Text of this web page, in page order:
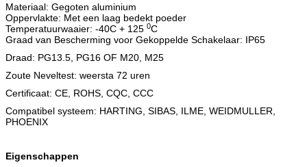
Materiaal: Gegoten aluminium
Oppervlakte: Met een laag bedekt poeder
Temperatuurwaaier: -40C + 125 0C
Graad van Bescherming voor Gekoppelde Schakelaar: IP65
Draad: PG13.5, PG16 OF M20, M25
Zoute Neveltest: weersta 72 uren
Certificaat: CE, ROHS, CQC, CCC
Compatibel systeem: HARTING, SIBAS, ILME, WEIDMULLER,
PHOENIX
Eigenschappen